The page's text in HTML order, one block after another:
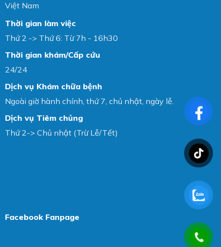
Việt Nam
Thời gian làm việc
Thứ 2 -> Thứ 6: Từ 7h - 16h30
Thời gian khám/Cấp cứu
24/24
Dịch vụ Khám chữa bệnh
Ngoài giờ hành chính, thứ 7, chủ nhật, ngày lễ.
Dịch vụ Tiêm chủng
Thứ 2-> Chủ nhật (Trừ Lễ/Tết)
Facebook Fanpage